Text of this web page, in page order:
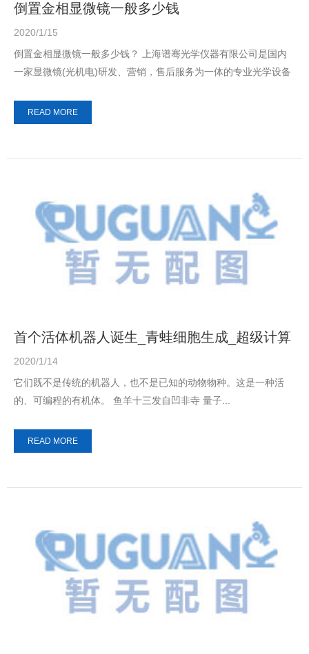
倒置金相显微镜一般多少钱
2020/1/15
倒置金相显微镜一般多少钱？ 上海谱骞光学仪器有限公司是国内
一家显微镜(光机电)研发、营销，售后服务为一体的专业光学设备
READ MORE
首个活体机器人诞生_青蛙细胞生成_超级计算
机设计_毛骨悚然
2020/1/14
它们既不是传统的机器人，也不是已知的动物物种。这是一种活
的、可编程的有机体。 鱼羊十三发自凹非寺 量子...
READ MORE